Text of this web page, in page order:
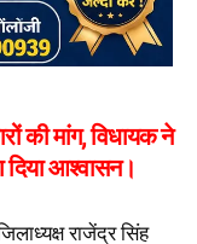
की मांग, विधायक ने
आश्वासन।
राजेंद्र सिंह